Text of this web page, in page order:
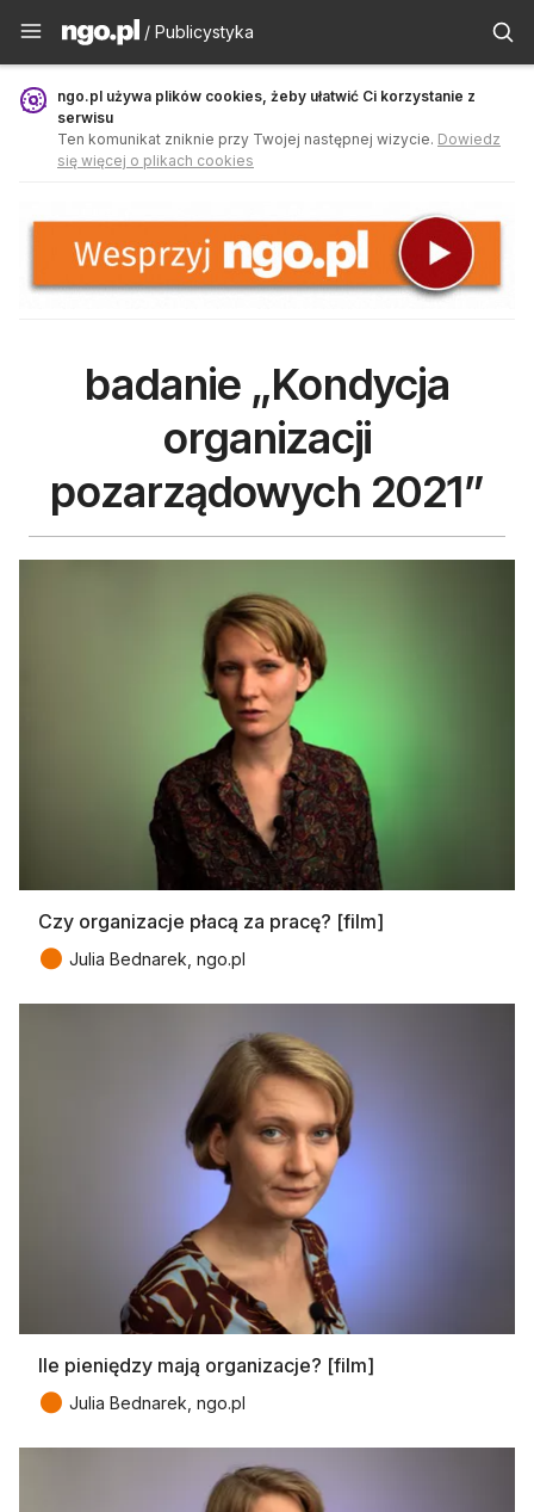
Publicystyka - ngo.pl
/ Publicystyka
ngo.pl używa plików cookies, żeby ułatwić Ci korzystanie z
serwisu
Ten komunikat zniknie przy Twojej następnej wizycie. Dowiedz
się więcej o plikach cookies
badanie „Kondycja
organizacji
pozarządowych 2021”
Czy organizacje płacą za pracę? [film]
● Julia Bednarek, ngo.pl
Ile pieniędzy mają organizacje? [film]
● Julia Bednarek, ngo.pl